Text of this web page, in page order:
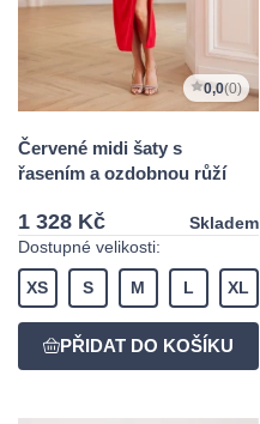
0,0(0)
Červené midi šaty s
řasením a ozdobnou růží
1 328 Kč
Skladem
Dostupné velikosti:
XS S M L XL